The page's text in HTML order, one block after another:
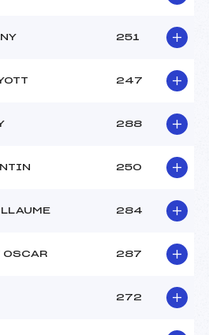
251
247
288
250
284
OSCAR 287
272